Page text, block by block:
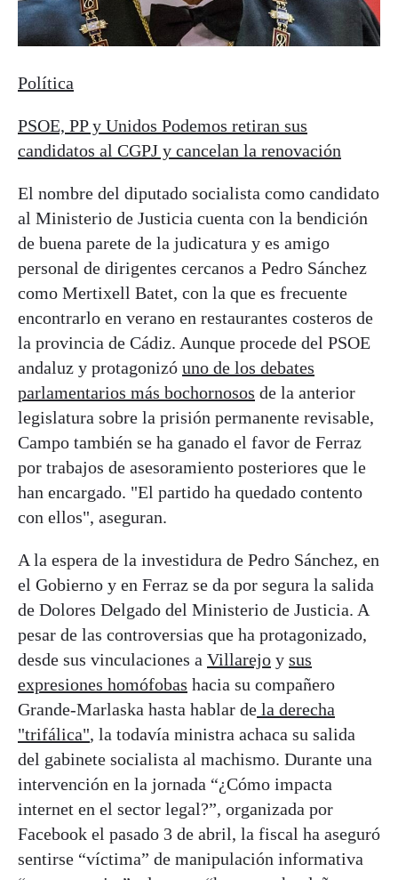
Política
PSOE, PP y Unidos Podemos retiran sus
candidatos al CGPJ y cancelan la renovación
El nombre del diputado socialista como candidato
al Ministerio de Justicia cuenta con la bendición
de buena parete de la judicatura y es amigo
personal de dirigentes cercanos a Pedro Sánchez
como Mertixell Batet, con la que es frecuente
encontrarlo en verano en restaurantes costeros de
la provincia de Cádiz. Aunque procede del PSOE
andaluz y protagonizó uno de los debates
parlamentarios más bochornosos de la anterior
legislatura sobre la prisión permanente revisable,
Campo también se ha ganado el favor de Ferraz
por trabajos de asesoramiento posteriores que le
han encargado. "El partido ha quedado contento
con ellos", aseguran.
A la espera de la investidura de Pedro Sánchez, en
el Gobierno y en Ferraz se da por segura la salida
de Dolores Delgado del Ministerio de Justicia. A
pesar de las controversias que ha protagonizado,
desde sus vinculaciones a Villarejo y sus
expresiones homófobas hacia su compañero
Grande-Marlaska hasta hablar de la derecha
"trifálica", la todavía ministra achaca su salida
del gabinete socialista al machismo. Durante una
intervención en la jornada “¿Cómo impacta
internet en el sector legal?”, organizada por
Facebook el pasado 3 de abril, la fiscal ha aseguró
sentirse “víctima” de manipulación informativa